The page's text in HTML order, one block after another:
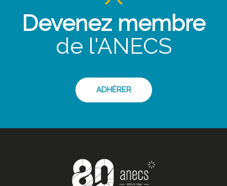
Devenez membre
de l'ANECS
ADHÉRER